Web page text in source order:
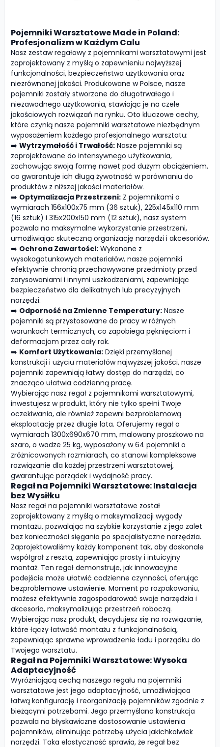
Pojemniki Warsztatowe Made in Poland:
Profesjonalizm w Każdym Calu
Nasz zestaw regałowy z pojemnikami warsztatowymi jest
zaprojektowany z myślą o zapewnieniu najwyższej
funkcjonalności, bezpieczeństwa użytkowania oraz
niezrównanej jakości. Produkowane w Polsce, nasze
pojemniki zostały stworzone do długotrwałego i
niezawodnego użytkowania, stawiając je na czele
jakościowych rozwiązań na rynku. Oto kluczowe cechy,
które czynią nasze pojemniki warsztatowe niezbędnym
wyposażeniem każdego profesjonalnego warsztatu:
➡️ Wytrzymałość i Trwałość: Nasze pojemniki są
zaprojektowane do intensywnego użytkowania,
zachowując swoją formę nawet pod dużym obciążeniem,
co gwarantuje ich długą żywotność w porównaniu do
produktów z niższej jakości materiałów.
➡️ Optymalizacja Przestrzeni: Z pojemnikami o
wymiarach 156x100x75 mm (36 sztuk), 225x145x110 mm
(16 sztuk) i 315x200x150 mm (12 sztuk), nasz system
pozwala na maksymalne wykorzystanie przestrzeni,
umożliwiając skuteczną organizację narzędzi i akcesoriów.
➡️ Ochrona Zawartości: Wykonane z
wysokogatunkowych materiałów, nasze pojemniki
efektywnie chronią przechowywane przedmioty przed
zarysowaniami i innymi uszkodzeniami, zapewniając
bezpieczeństwo dla delikatnych lub precyzyjnych
narzędzi.
➡️ Odporność na Zmienne Temperatury: Nasze
pojemniki są przystosowane do pracy w różnych
warunkach termicznych, co zapobiega pęknięciom i
deformacjom przez cały rok.
➡️ Komfort Użytkowania: Dzięki przemyślanej
konstrukcji i użyciu materiałów najwyższej jakości, nasze
pojemniki zapewniają łatwy dostęp do narzędzi, co
znacząco ułatwia codzienną pracę.
Wybierając nasz regał z pojemnikami warsztatowymi,
inwestujesz w produkt, który nie tylko spełni Twoje
oczekiwania, ale również zapewni bezproblemową
eksploatację przez długie lata. Oferujemy regał o
wymiarach 1300x690x670 mm, malowany proszkowo na
szaro, o wadze 25 kg, wyposażony w 64 pojemniki o
zróżnicowanych rozmiarach, co stanowi kompleksowe
rozwiązanie dla każdej przestrzeni warsztatowej,
gwarantując porządek i wydajność pracy.
Regał na Pojemniki Warsztatowe: Instalacja
bez Wysiłku
Nasz regał na pojemniki warsztatowe został
zaprojektowany z myślą o maksymalizacji wygody
montażu, pozwalając na szybkie korzystanie z jego zalet
bez konieczności sięgania po specjalistyczne narzędzia.
Zaprojektowaliśmy każdy komponent tak, aby doskonale
współgrał z resztą, zapewniając prosty i intuicyjny
montaż. Ten regał demonstruje, jak innowacyjne
podejście może ułatwić codzienne czynności, oferując
bezproblemowe ustawienie. Moment po rozpakowaniu,
możesz efektywnie zagospodarować swoje narzędzia i
akcesoria, maksymalizując przestrzeń roboczą.
Wybierając nasz produkt, decydujesz się na rozwiązanie,
które łączy łatwość montażu z funkcjonalnością,
zapewniając sprawne wprowadzenie ładu i porządku do
Twojego warsztatu.
Regał na Pojemniki Warsztatowe: Wysoka
Adaptacyjność
Wyróżniającą cechą naszego regału na pojemniki
warsztatowe jest jego adaptacyjność, umożliwiająca
łatwą konfigurację i reorganizację pojemników zgodnie z
bieżącymi potrzebami. Jego przemyślana konstrukcja
pozwala na błyskawiczne dostosowanie ustawienia
pojemników, eliminując potrzebę użycia jakichkolwiek
narzędzi. Taka elastyczność sprawia, że regał bez